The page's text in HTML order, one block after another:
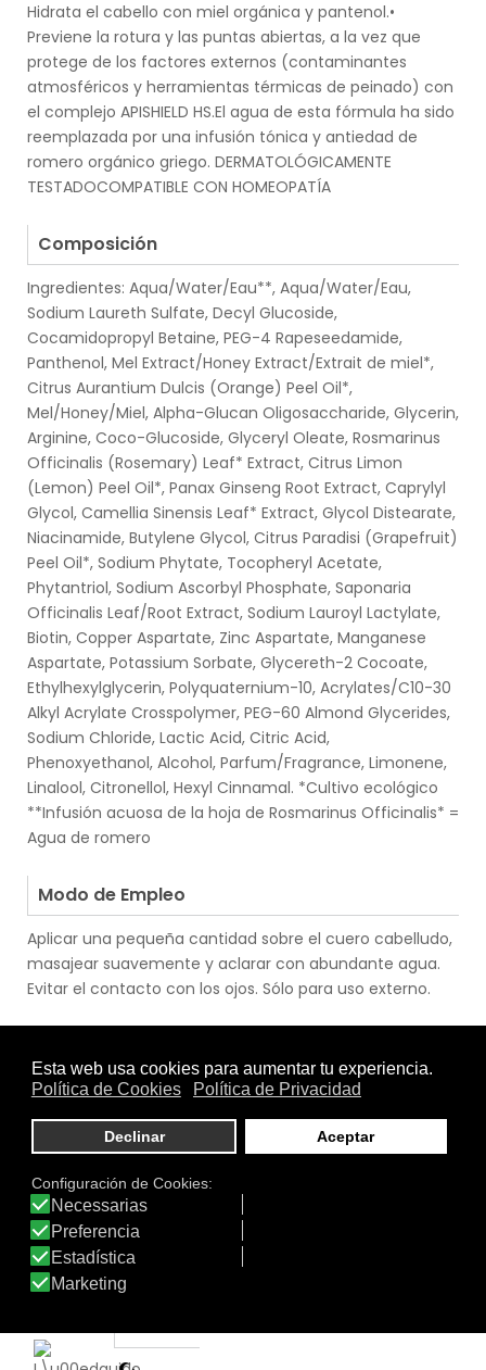
Hidrata el cabello con miel orgánica y pantenol.•
Previene la rotura y las puntas abiertas, a la vez que
protege de los factores externos (contaminantes
atmosféricos y herramientas térmicas de peinado) con
el complejo APISHIELD HS.El agua de esta fórmula ha sido
reemplazada por una infusión tónica y antiedad de
romero orgánico griego. DERMATOLÓGICAMENTE
TESTADOCOMPATIBLE CON HOMEOPATÍA
Composición
Ingredientes: Aqua/Water/Eau**, Aqua/Water/Eau,
Sodium Laureth Sulfate, Decyl Glucoside,
Cocamidopropyl Betaine, PEG-4 Rapeseedamide,
Panthenol, Mel Extract/Honey Extract/Extrait de miel*,
Citrus Aurantium Dulcis (Orange) Peel Oil*,
Mel/Honey/Miel, Alpha-Glucan Oligosaccharide, Glycerin,
Arginine, Coco-Glucoside, Glyceryl Oleate, Rosmarinus
Officinalis (Rosemary) Leaf* Extract, Citrus Limon
(Lemon) Peel Oil*, Panax Ginseng Root Extract, Caprylyl
Glycol, Camellia Sinensis Leaf* Extract, Glycol Distearate,
Niacinamide, Butylene Glycol, Citrus Paradisi (Grapefruit)
Peel Oil*, Sodium Phytate, Tocopheryl Acetate,
Phytantriol, Sodium Ascorbyl Phosphate, Saponaria
Officinalis Leaf/Root Extract, Sodium Lauroyl Lactylate,
Biotin, Copper Aspartate, Zinc Aspartate, Manganese
Aspartate, Potassium Sorbate, Glycereth-2 Cocoate,
Ethylhexylglycerin, Polyquaternium-10, Acrylates/C10-30
Alkyl Acrylate Crosspolymer, PEG-60 Almond Glycerides,
Sodium Chloride, Lactic Acid, Citric Acid,
Phenoxyethanol, Alcohol, Parfum/Fragrance, Limonene,
Linalool, Citronellol, Hexyl Cinnamal. *Cultivo ecológico
**Infusión acuosa de la hoja de Rosmarinus Officinalis* =
Agua de romero
Modo de Empleo
Aplicar una pequeña cantidad sobre el cuero cabelludo,
masajear suavemente y aclarar con abundante agua.
Evitar el contacto con los ojos. Sólo para uso externo.
Uso
Cabello|Cabello Graso|Cabello Normal|Cabello Seco|
Cabello con Problemas
Mujer
Función
Champú
Tratamiento